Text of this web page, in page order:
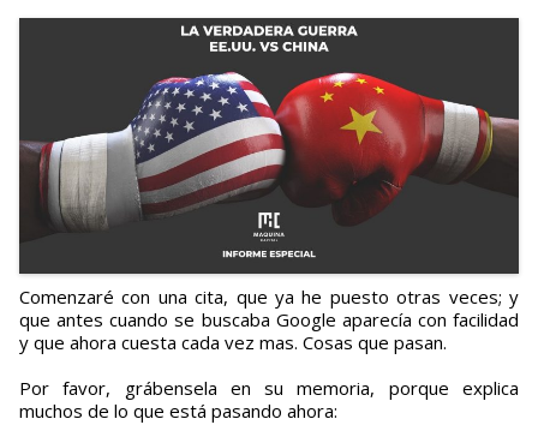
Comenzaré con una cita, que ya he puesto otras veces; y
que antes cuando se buscaba Google aparecía con facilidad
y que ahora cuesta cada vez mas. Cosas que pasan.
Por favor, grábensela en su memoria, porque explica
muchos de lo que está pasando ahora: